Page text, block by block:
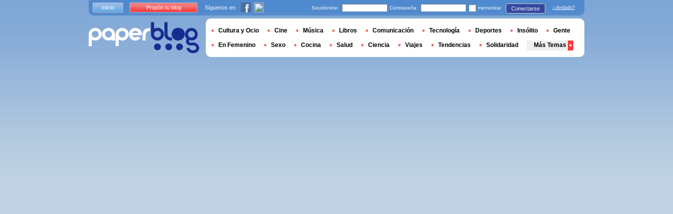
Inicio Propón tu blog Síguenos en Seudónimo Contraseña memorizar Conectarse ¿olvidado?
Cultura y Ocio Cine Música Libros Comunicación Tecnología Deportes Insólito Gente
En Femenino Sexo Cocina Salud Ciencia Viajes Tendencias Solidaridad Más Temas